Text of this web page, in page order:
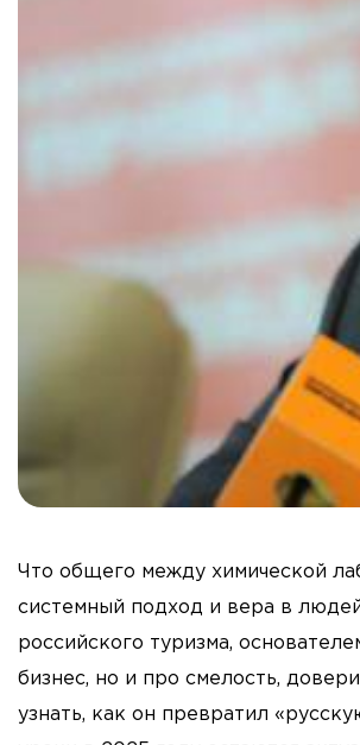
Что общего между химической
системный подход и вера в
российского туризма,
бизнес, но и про смелость,
узнать, как он превратил